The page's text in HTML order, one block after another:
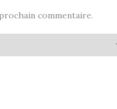
commentaire.